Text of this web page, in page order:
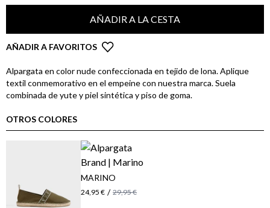
AÑADIR A LA CESTA
AÑADIR A FAVORITOS
Alpargata en color nude confeccionada en tejido de lona. Aplique
textil conmemorativo en el empeine con nuestra marca. Suela
combinada de yute y piel sintética y piso de goma.
OTROS COLORES
MARINO
24,95 € / 29,95 €